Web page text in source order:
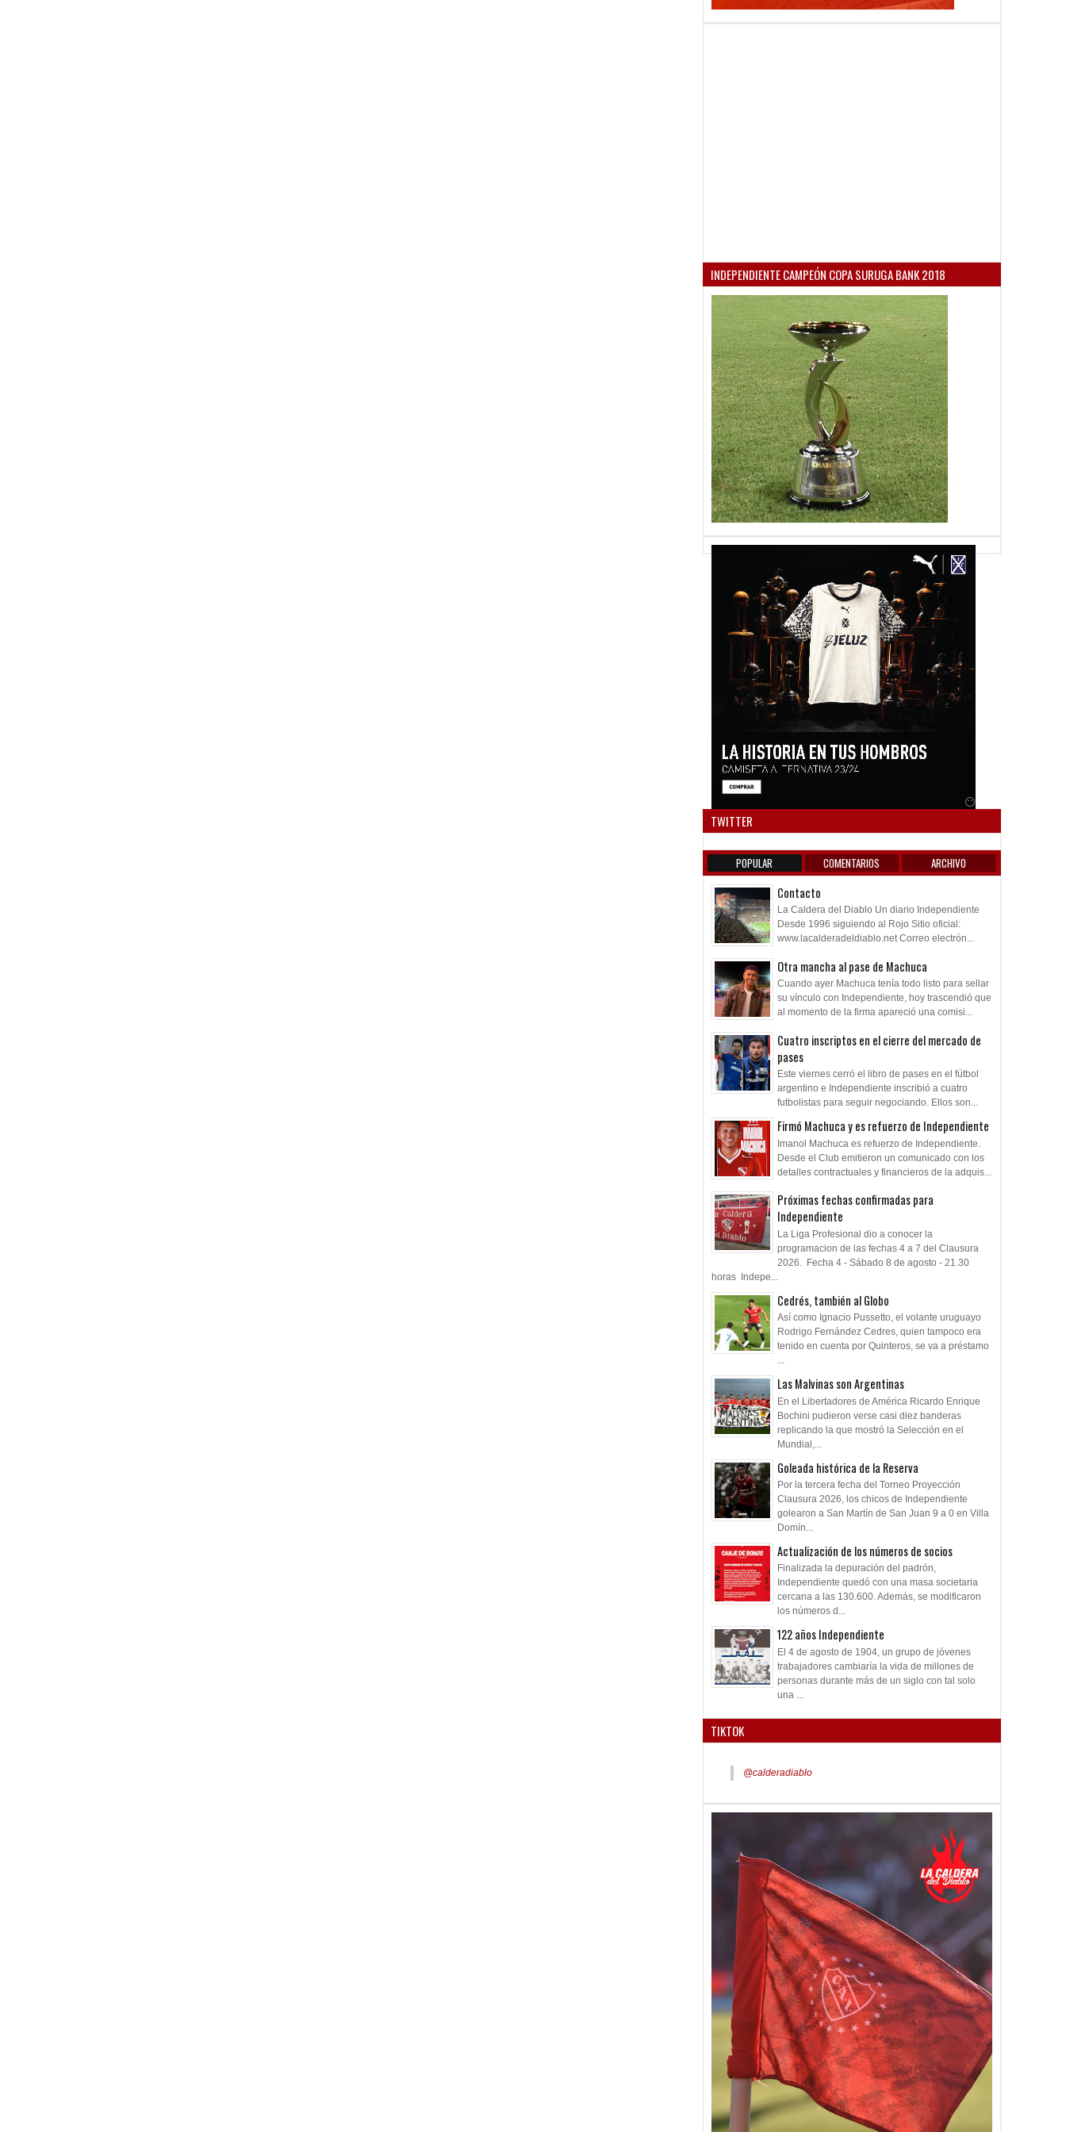
INDEPENDIENTE CAMPEÓN COPA SURUGA BANK 2018
TWITTER
POPULAR COMENTARIOS ARCHIVO
Contacto
La Caldera del Diablo Un diario Independiente
Desde 1996 siguiendo al Rojo Sitio oficial:
www.lacalderadeldiablo.net Correo electrón...
Otra mancha al pase de Machuca
Cuando ayer Machuca tenía todo listo para sellar
su vínculo con Independiente, hoy trascendió que
al momento de la firma apareció una comisi...
Cuatro inscriptos en el cierre del mercado de
pases
Este viernes cerró el libro de pases en el fútbol
argentino e Independiente inscribió a cuatro
futbolistas para seguir negociando. Ellos son...
Firmó Machuca y es refuerzo de Independiente
Imanol Machuca es refuerzo de Independiente.
Desde el Club emitieron un comunicado con los
detalles contractuales y financieros de la adquis...
Próximas fechas confirmadas para
Independiente
La Liga Profesional dio a conocer la
programacion de las fechas 4 a 7 del Clausura
2026. Fecha 4 - Sábado 8 de agosto - 21.30
horas Indepe...
Cedrés, también al Globo
Así como Ignacio Pussetto, el volante uruguayo
Rodrigo Fernández Cedres, quien tampoco era
tenido en cuenta por Quinteros, se va a préstamo
...
Las Malvinas son Argentinas
En el Libertadores de América Ricardo Enrique
Bochini pudieron verse casi diez banderas
replicando la que mostró la Selección en el
Mundial,...
Goleada histórica de la Reserva
Por la tercera fecha del Torneo Proyección
Clausura 2026, los chicos de Independiente
golearon a San Martín de San Juan 9 a 0 en Villa
Domín...
Actualización de los números de socios
Finalizada la depuración del padrón,
Independiente quedó con una masa societaria
cercana a las 130.600. Además, se modificaron
los números d...
122 años Independiente
El 4 de agosto de 1904, un grupo de jóvenes
trabajadores cambiaría la vida de millones de
personas durante más de un siglo con tal solo
una ...
TIKTOK
@calderadiablo